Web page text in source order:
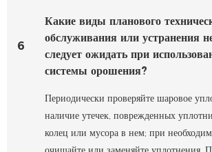
6
Какие виды планового
обслуживания или устранения
следует ожидать при
системы орошения?
Периодически проверяйте шаровое
наличие утечек, поврежденных
колец или мусора в нем; при